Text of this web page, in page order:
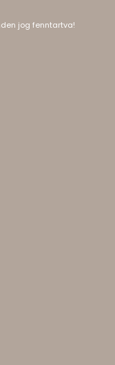
jog fenntartva!